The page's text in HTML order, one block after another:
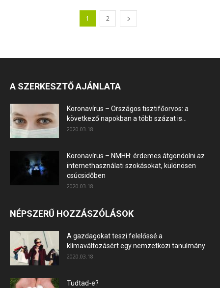
1 2
A SZERKESZTŐ AJÁNLATA
Koronavírus – Országos tisztifőorvos: a
következő napokban a több százat is...
2020.03.18.
Koronavírus – NMHH: érdemes átgondolni az
internethasználati szokásokat, különösen
csúcsidőben
2020.03.18.
NÉPSZERŰ HOZZÁSZÓLÁSOK
A gazdagokat teszi felelőssé a
klímaváltozásért egy nemzetközi tanulmány
2020.03.18.
Tudtad-e?